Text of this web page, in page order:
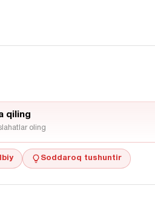
qiling
oling
Soddaroq tushuntir